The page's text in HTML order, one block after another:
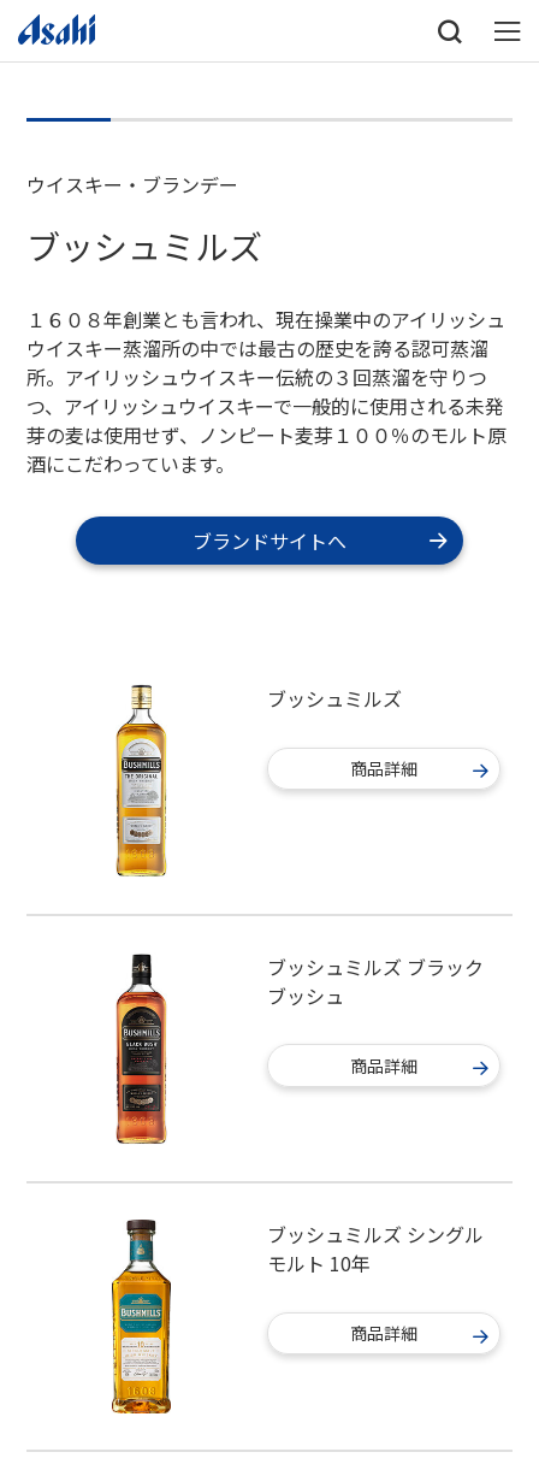
ウイスキー・ブランデー
ブッシュミルズ
１６０８年創業とも言われ、現在操業中のアイリッシュ
ウイスキー蒸溜所の中では最古の歴史を誇る認可蒸溜
所。アイリッシュウイスキー伝統の３回蒸溜を守りつ
つ、アイリッシュウイスキーで一般的に使用される未発
芽の麦は使用せず、ノンピート麦芽１００％のモルト原
酒にこだわっています。
ブランドサイトへ
ブッシュミルズ
商品詳細
ブッシュミルズ ブラック
ブッシュ
商品詳細
ブッシュミルズ シングル
モルト 10年
商品詳細